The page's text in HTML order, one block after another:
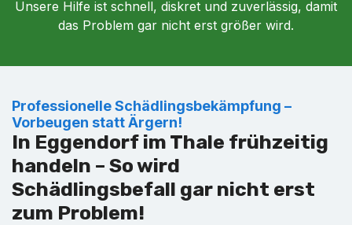
Unsere Hilfe ist schnell, diskret und zuverlässig, damit
das Problem gar nicht erst größer wird.
Professionelle Schädlingsbekämpfung –
Vorbeugen statt Ärgern!
In Eggendorf im Thale frühzeitig
handeln – So wird
Schädlingsbefall gar nicht erst
zum Problem!